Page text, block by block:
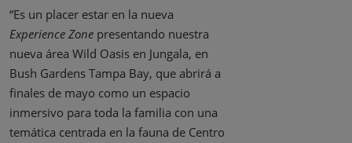
“Es un placer estar en la nueva
Experience Zone presentando nuestra
nueva área Wild Oasis en Jungala, en
Bush Gardens Tampa Bay, que abrirá a
finales de mayo como un espacio
inmersivo para toda la familia con una
temática centrada en la fauna de Centro